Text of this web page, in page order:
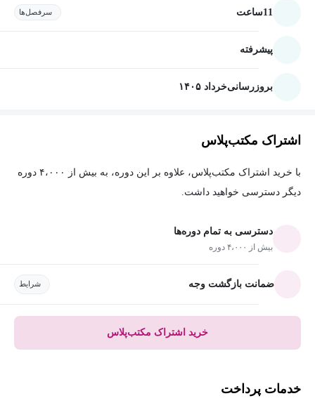
11ساعت سرفصل‌ها
پیشرفته
بروزرسانیخرداد ۱۴۰۵
اشتراک مکتب‌پلاس
با خرید اشتراک مکتب‌پلاس، علاوه بر این دوره، به بیش از ۴،۰۰۰ دوره
دیگر دسترسی خواهید داشت.
دسترسی به تمام دوره‌ها
بیش از ۴،۰۰۰ دوره
ضمانت بازگشت وجه شرایط
خرید اشتراک مکتب‌پلاس
خدمات پرداخت